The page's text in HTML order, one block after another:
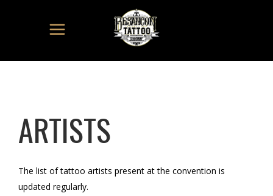
ARTISTS
The list of tattoo artists present at the convention is
updated regularly.